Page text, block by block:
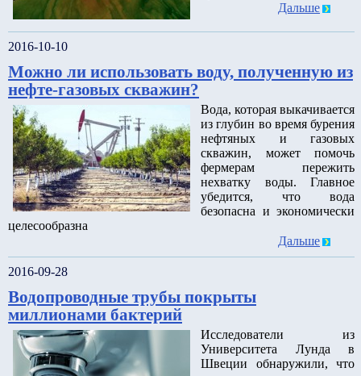
Дальше
2016-10-10
Можно ли использовать воду, полученную из
нефте-газовых скважин?
Вода, которая выкачивается
из глубин во время бурения
нефтяных и газовых
скважин, может помочь
фермерам пережить
нехватку воды. Главное
убедится, что вода
безопасна и экономически
целесообразна
Дальше
2016-09-28
Водопроводные трубы покрыты
миллионами бактерий
Исследователи из
Университета Лунда в
Швеции обнаружили, что